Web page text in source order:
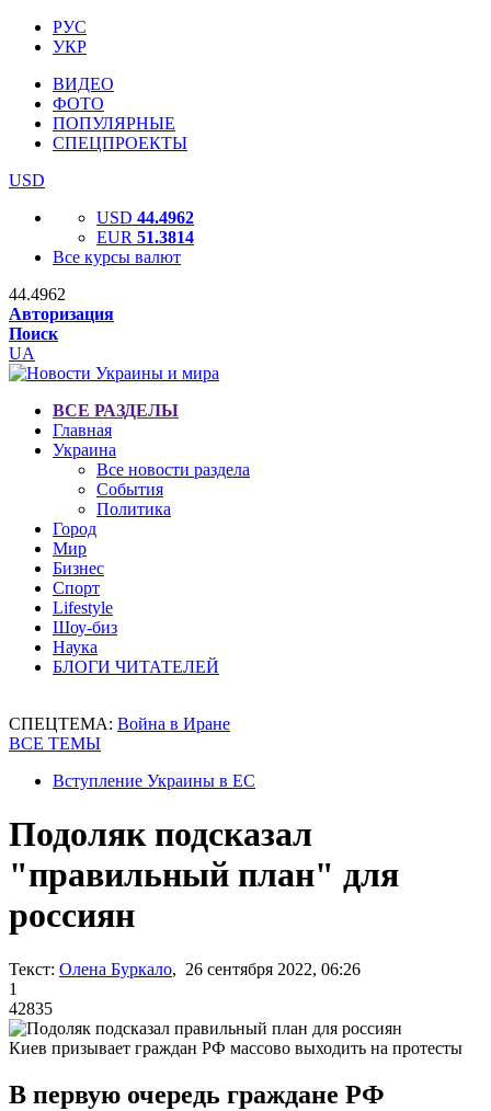
РУС
УКР
ВИДЕО
ФОТО
ПОПУЛЯРНЫЕ
СПЕЦПРОЕКТЫ
USD
USD 44.4962
EUR 51.3814
Все курсы валют
44.4962
Авторизация
Поиск
UA
ВСЕ РАЗДЕЛЫ
Главная
Украина
Все новости раздела
События
Политика
Город
Мир
Бизнес
Спорт
Lifestyle
Шоу-биз
Наука
БЛОГИ ЧИТАТЕЛЕЙ
СПЕЦТЕМА: Война в Иране
ВСЕ ТЕМЫ
Вступление Украины в ЕС
Подоляк подсказал
"правильный план" для
россиян
Текст: Олена Буркало, 26 сентября 2022, 06:26
1
42835
Киев призывает граждан РФ массово выходить на протесты
В первую очередь граждане РФ